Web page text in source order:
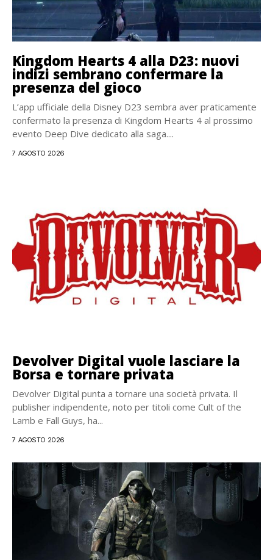
Kingdom Hearts 4 alla D23: nuovi
indizi sembrano confermare la
presenza del gioco
L’app ufficiale della Disney D23 sembra aver praticamente
confermato la presenza di Kingdom Hearts 4 al prossimo
evento Deep Dive dedicato alla saga....
7 AGOSTO 2026
Devolver Digital vuole lasciare la
Borsa e tornare privata
Devolver Digital punta a tornare una società privata. Il
publisher indipendente, noto per titoli come Cult of the
Lamb e Fall Guys, ha...
7 AGOSTO 2026